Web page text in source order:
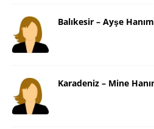
Balıkesir – Ayşe
Karadeniz – Mine